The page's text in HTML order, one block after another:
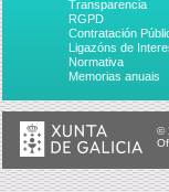
Transparencia
RGPD
Contratación
Ligazóns de
Normativa
Memorias anuais
©